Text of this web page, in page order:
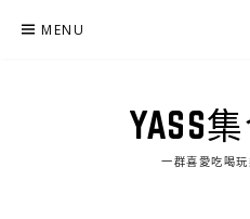
MENU
YASS
一群喜愛吃喝